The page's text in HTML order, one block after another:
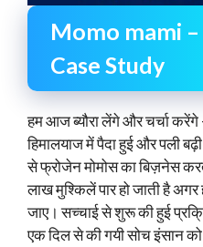
Momo mami
Case Study
हम आज ब्यौरा लेंगे और चर्चा करेंगे
हिमालयाज में पैदा हुई और पली
से फ्रोजेन मोमोस का बिज़नेस
लाख मुश्किलें पार हो जाती है
जाए। सच्चाई से शुरू की हुई
एक दिल से की गयी सोच इंसान